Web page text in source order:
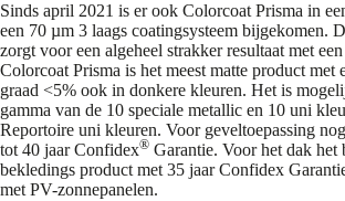
Sinds april 2021 is er ook Colorcoat Prisma in
een 70 µm 3 laags coatingsysteem bijgekomen.
zorgt voor een algeheel strakker resultaat met
Colorcoat Prisma is het meest matte product met
graad <5% ook in donkere kleuren. Het is
gamma van de 10 speciale metallic en 10 uni
Reportoire uni kleuren. Voor geveltoepassing
tot 40 jaar Confidex® Garantie. Voor het dak het
bekledings product met 35 jaar Confidex
met PV-zonnepanelen.